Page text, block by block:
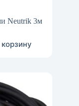
Neutrik 3м